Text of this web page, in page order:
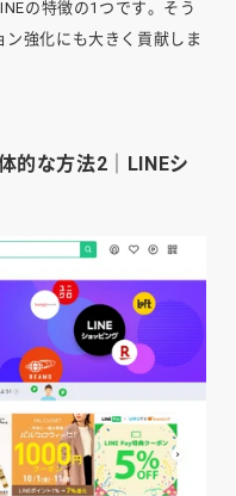
の特徴の1つです。そう
ン強化にも大きく貢献しま
的な方法2｜LINEシ